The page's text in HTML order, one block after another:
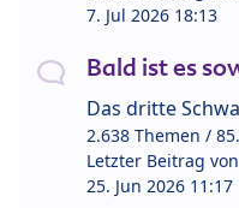
7. Jul 2026 18:13
Bald ist es
Das dritte
2.638 Themen /
Letzter Beitrag von
25. Jun 2026 11:17